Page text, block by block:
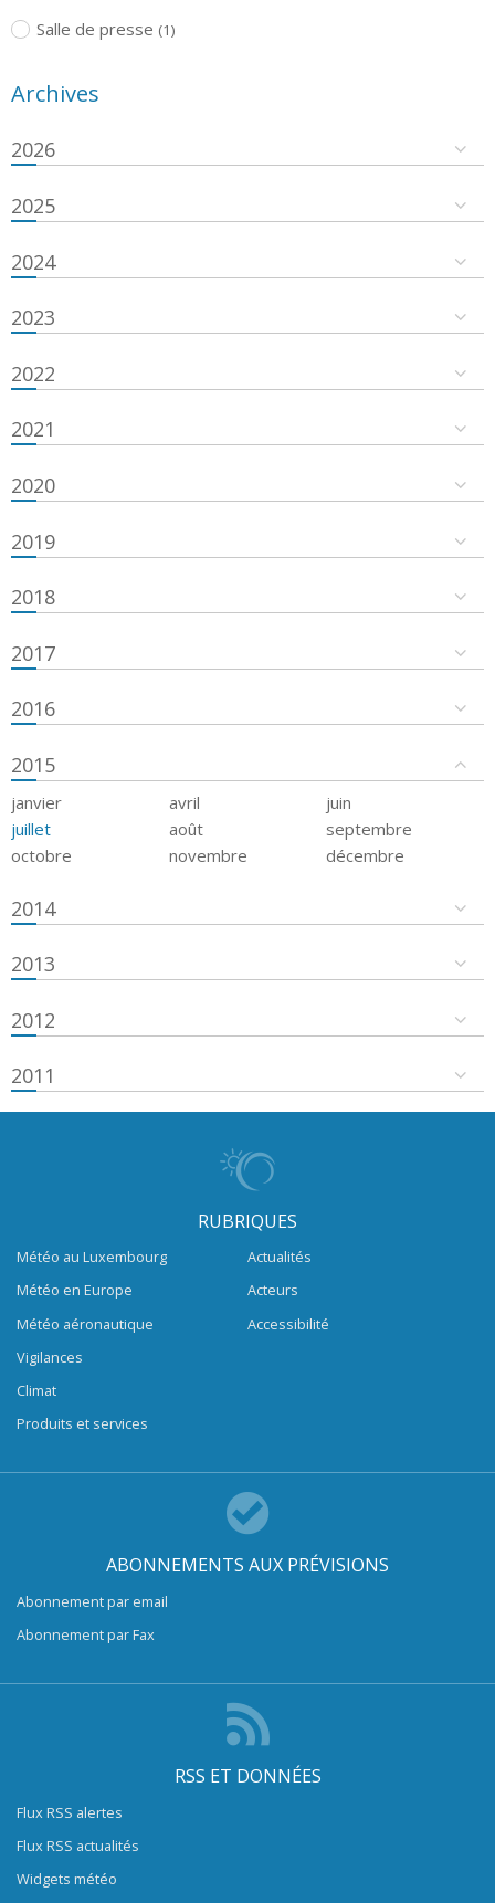
Salle de presse (1)
Archives
2026
2025
2024
2023
2022
2021
2020
2019
2018
2017
2016
2015
janvier avril
juin
juillet
août
septembre
octobre
novembre décembre
2014
2013
2012
2011
RUBRIQUES
Météo au Luxembourg
Météo en Europe
Météo aéronautique
Vigilances
Climat
Produits et services
Actualités
Acteurs
Accessibilité
ABONNEMENTS AUX PRÉVISIONS
Abonnement par email
Abonnement par Fax
RSS ET DONNÉES
Flux RSS alertes
Flux RSS actualités
Widgets météo